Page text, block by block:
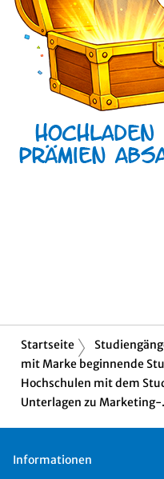
Startseite
mit Marke beginnende
Hochschulen mit dem
Unterlagen zu Marketing-
Informationen